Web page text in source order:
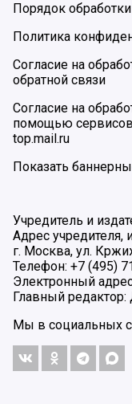
Порядок
Политика
Согласие на
обратной связи
Согласие на
помощью сервисов
top.mail.ru
Показать
Учредитель и
Адрес учредителя,
г. Москва, ул.
Телефон: +7 (495)
Электронный
Главный
Мы в социальных